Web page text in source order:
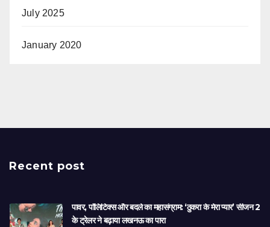
July 2025
January 2020
Recent post
पावर, पॉलिटिक्स और बदले का महासंग्राम: ‘ठुकरा के मेरा प्यार’ सीजन 2
के ट्रेलर ने बढ़ाया लखनऊ का पारा